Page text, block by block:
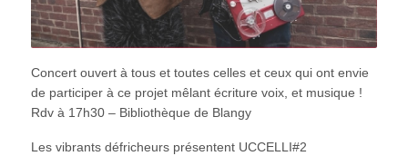
Concert ouvert à tous et toutes celles et ceux qui ont envie
de participer à ce projet mêlant écriture voix, et musique !
Rdv à 17h30 – Bibliothèque de Blangy
Les vibrants défricheurs présentent UCCELLI#2